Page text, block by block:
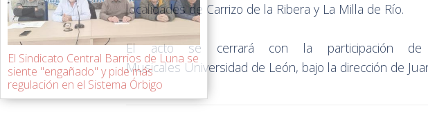
localidades de Carrizo de la Ribera y La Milla de Río.
El acto se cerrará con la participación de
Musicales Universidad de León, bajo la dirección de
El Sindicato Central Barrios de Luna se
siente "engañado" y pide más
regulación en el Sistema Órbigo